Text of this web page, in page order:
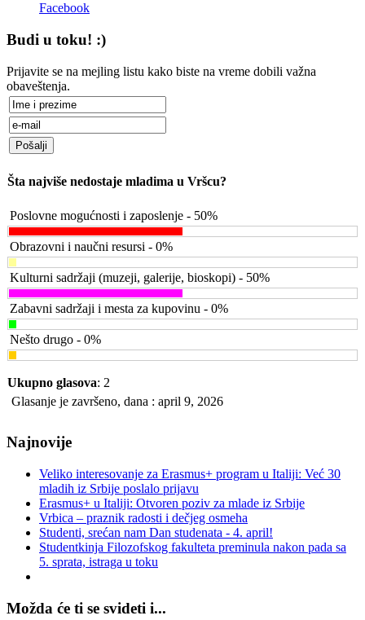
Facebook
Budi u toku! :)
Prijavite se na mejling listu kako biste na vreme dobili važna
obaveštenja.
Šta najviše nedostaje mladima u Vršcu?
Poslovne mogućnosti i zaposlenje - 50%
Obrazovni i naučni resursi - 0%
Kulturni sadržaji (muzeji, galerije, bioskopi) - 50%
Zabavni sadržaji i mesta za kupovinu - 0%
Nešto drugo - 0%
Ukupno glasova: 2
Glasanje je završeno, dana : april 9, 2026
Najnovije
Veliko interesovanje za Erasmus+ program u Italiji: Već 30
mladih iz Srbije poslalo prijavu
Erasmus+ u Italiji: Otvoren poziv za mlade iz Srbije
Vrbica – praznik radosti i dečjeg osmeha
Studenti, srećan nam Dan studenata - 4. april!
Studentkinja Filozofskog fakulteta preminula nakon pada sa
5. sprata, istraga u toku
Možda će ti se svideti i...